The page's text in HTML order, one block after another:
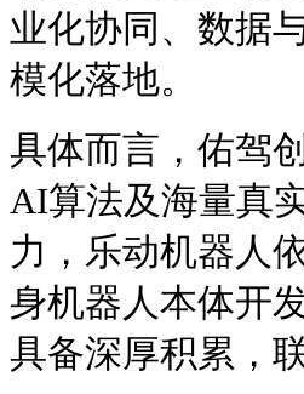
业化协同、数据
模化落地。
具体而言，佑驾
AI算法及海量真
力，乐动机器人
身机器人本体开
具备深厚积累，